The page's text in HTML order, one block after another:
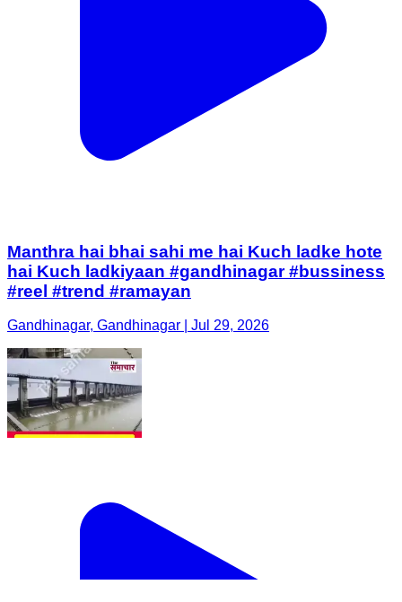
Manthra hai bhai sahi me hai Kuch ladke hote
hai Kuch ladkiyaan #gandhinagar #bussiness
#reel #trend #ramayan
Gandhinagar, Gandhinagar | Jul 29, 2026